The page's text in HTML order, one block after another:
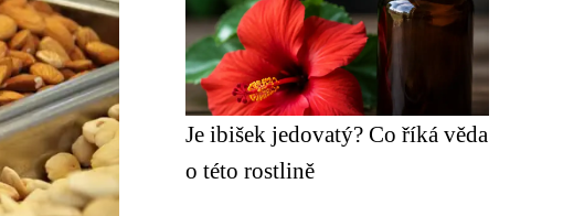
Je ibišek jedovatý? Co říká věda
o této rostlině